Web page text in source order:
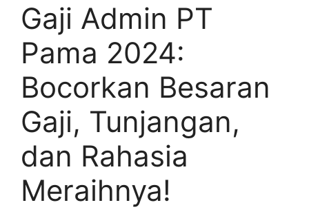
Gaji Admin PT
Pama 2024:
Bocorkan Besaran
Gaji, Tunjangan,
dan Rahasia
Meraihnya!